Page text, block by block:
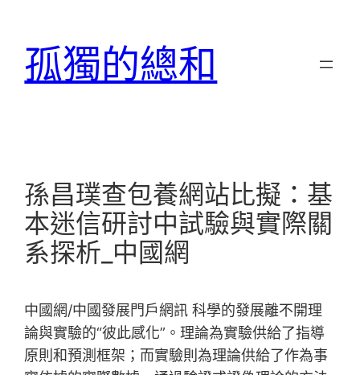
孤獨的總和
孫昌璞查包養網站比擬：基
本迷信研討中試驗與實際關
系探析_中國網
中國網/中國發展門戶網訊 科學的發展離不開理
論與實驗的“彼此感化”。理論為實驗供給了指導
原則和預測框架；而實驗則為理論供給了作為事